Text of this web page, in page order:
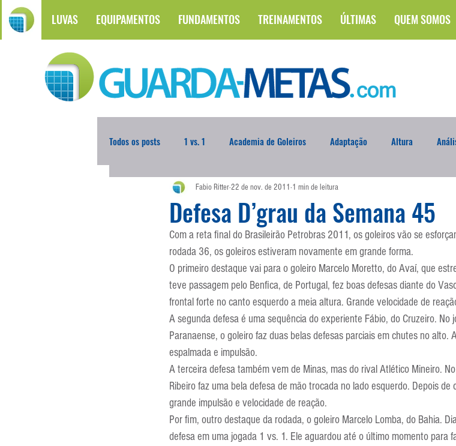
LUVAS EQUIPAMENTOS FUNDAMENTOS TREINAMENTOS ÚLTIMAS QUEM SOMOS
Todos os posts 1 vs. 1 Academia de Goleiros Adaptação Altura
Atualidades Blogoleiro da Semana Brasileirão
Comunicação Copa do Mundo Curso Defesa da Semana
Entrevistas Equipamentos Escola Alemã Escola Americana Escola
Escola Francesa Escola Inglesa
Defesa D’grau da Semana 45
Fabio Ritter22 de nov. de 2011 1 min de leitura
Com a reta final do Brasileirão Petrobras 2011, os goleiros vão se
rodada 36, os goleiros estiveram novamente em grande forma.
O primeiro destaque vai para o goleiro Marcelo Moretto, do Avaí, que
teve passagem pelo Benfica, de Portugal, fez boas defesas diante do
frontal forte no canto esquerdo a meia altura. Grande velocidade de
A segunda defesa é uma sequência do experiente Fábio, do Cruzeiro.
Paranaense, o goleiro faz duas belas defesas parciais em chutes no alto.
espalmada e impulsão.
A terceira defesa também vem de Minas, mas do rival Atlético Mineiro.
Ribeiro faz uma bela defesa de mão trocada no lado esquerdo. Depois
grande impulsão e velocidade de reação.
Por fim, outro destaque da rodada, o goleiro Marcelo Lomba, do Bahia.
defesa em uma jogada 1 vs. 1. Ele aguardou até o último momento para